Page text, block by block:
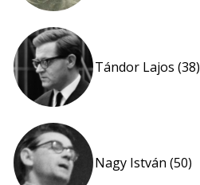
Tándor Lajos (38)
Nagy István (50)